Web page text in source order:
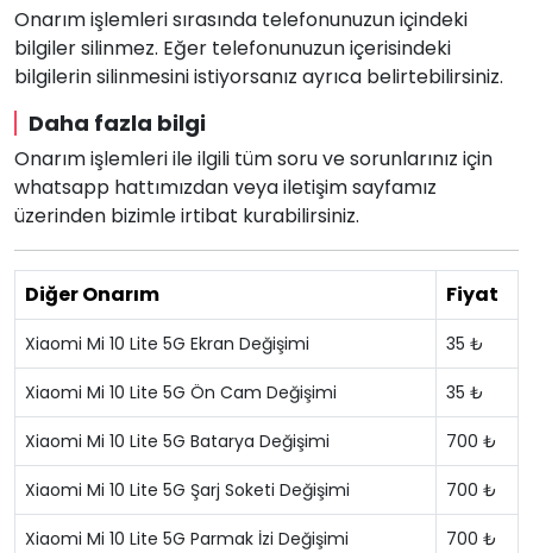
Onarım işlemleri sırasında telefonunuzun içindeki
bilgiler silinmez. Eğer telefonunuzun içerisindeki
bilgilerin silinmesini istiyorsanız ayrıca belirtebilirsiniz.
Daha fazla bilgi
Onarım işlemleri ile ilgili tüm soru ve sorunlarınız için
whatsapp hattımızdan veya iletişim sayfamız
üzerinden bizimle irtibat kurabilirsiniz.
Diğer Onarım Fiyat
Xiaomi Mi 10 Lite 5G Ekran Değişimi 35 ₺
Xiaomi Mi 10 Lite 5G Ön Cam Değişimi 35 ₺
Xiaomi Mi 10 Lite 5G Batarya Değişimi 700 ₺
Xiaomi Mi 10 Lite 5G Şarj Soketi Değişimi 700 ₺
Xiaomi Mi 10 Lite 5G Parmak İzi Değişimi 700 ₺